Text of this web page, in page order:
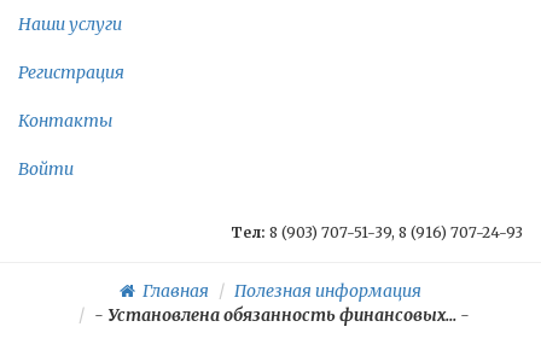
Наши услуги
Регистрация
Контакты
Войти
Тел: 8 (903) 707-51-39, 8 (916) 707-24-93
Главная
Полезная информация
- Установлена обязанность финансовых...-